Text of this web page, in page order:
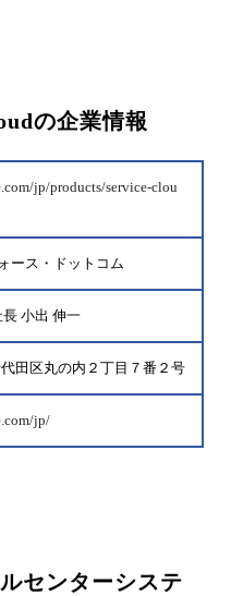
の企業情報
jp/products/service-clou
ース・ドットコム
小出 伸一
田区丸の内２丁目７番２号
jp/
センターシステ